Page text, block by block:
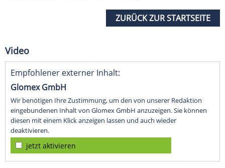
ZURÜCK ZUR STARTSEITE
Video
Empfohlener externer Inhalt:
Glomex GmbH
Wir benötigen Ihre Zustimmung, um den von unserer Redaktion
eingebundenen Inhalt von Glomex GmbH anzuzeigen. Sie können
diesen mit einem Klick anzeigen lassen und auch wieder
deaktivieren.
jetzt aktivieren